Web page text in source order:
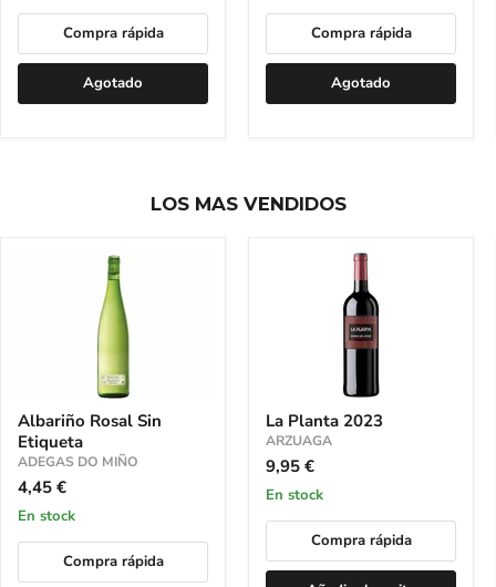
Compra rápida
Agotado
Compra rápida
Agotado
LOS MAS VENDIDOS
Rosal
Sin
Etiqueta
Albariño Rosal Sin
Etiqueta
ADEGAS DO MIÑO
4,45 €
en stock
Compra rápida
Planta
2023
La Planta 2023
ARZUAGA
9,95 €
en stock
Compra rápida